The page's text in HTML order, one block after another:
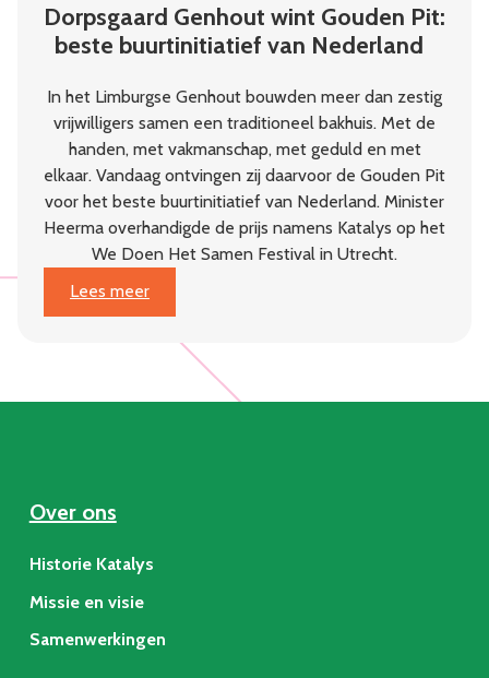
Dorpsgaard Genhout wint Gouden Pit:
beste buurtinitiatief van Nederland
In het Limburgse Genhout bouwden meer dan zestig
vrijwilligers samen een traditioneel bakhuis. Met de
handen, met vakmanschap, met geduld en met
elkaar. Vandaag ontvingen zij daarvoor de Gouden Pit
voor het beste buurtinitiatief van Nederland. Minister
Heerma overhandigde de prijs namens Katalys op het
We Doen Het Samen Festival in Utrecht.
Lees meer
:
Dorpsgaard
Nederland
Over ons
Historie Katalys
Missie en visie
Samenwerkingen